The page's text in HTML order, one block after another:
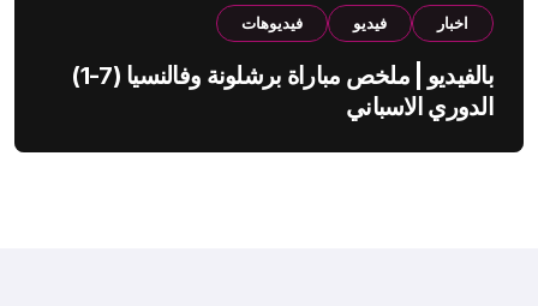
اخبار فيديو فيديوهات
بالفيديو | ملخص مباراة برشلونة وفالنسيا (7-1)
الدوري الاسباني